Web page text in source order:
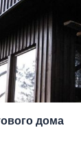
дома